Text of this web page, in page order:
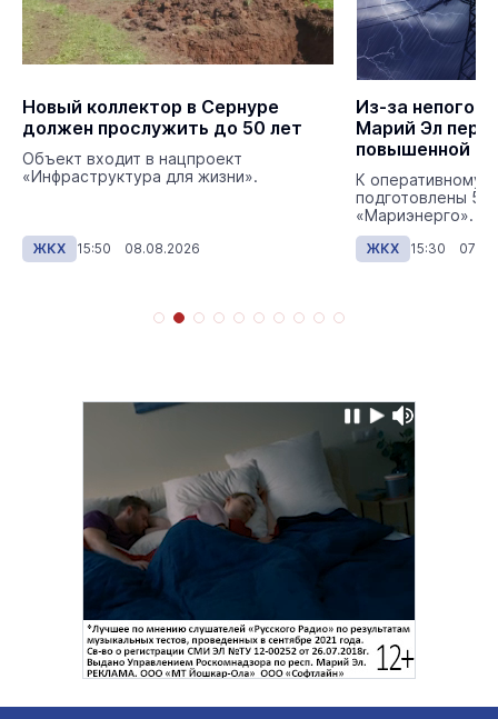
Новый коллектор в Сернуре
должен прослужить до 50 лет
Объект входит в нацпроект
«Инфраструктура для жизни».
ЖКХ 15:50 08.08.2026
Из-за
Марий Эл
повышенной
К оперативному
подготовлены 57
«Мариэнерго».
ЖКХ 15:30